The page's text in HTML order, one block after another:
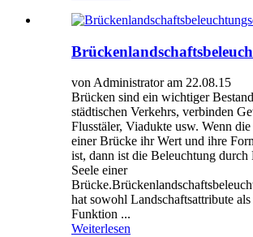
von Administrator am 22.08.15
Brücken sind ein wichtiger
städtischen Verkehrs, verbinden
Flusstäler, Viadukte usw. Wenn
einer Brücke ihr Wert und ihre
ist, dann ist die Beleuchtung durch
Seele einer
hat sowohl Landschaftsattribute als
Funktion ...
Weiterlesen